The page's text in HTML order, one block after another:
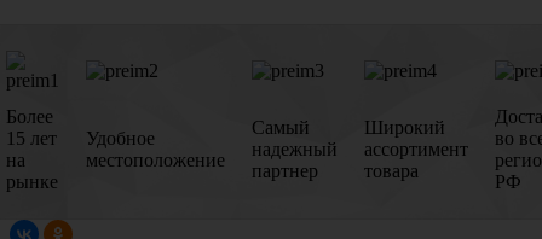
Более
15 лет
на
рынке
Удобное
местоположение
Самый
надежный
партнер
Широкий
ассортимент
товара
во
РФ